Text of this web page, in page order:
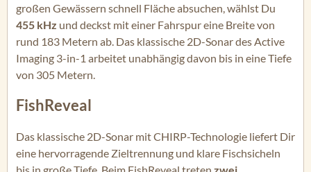
großen Gewässern schnell Fläche absuchen, wählst Du
455 kHz und deckst mit einer Fahrspur eine Breite von
rund 183 Metern ab. Das klassische 2D-Sonar des Active
Imaging 3-in-1 arbeitet unabhängig davon bis in eine Tiefe
von 305 Metern.
FishReveal
Das klassische 2D-Sonar mit CHIRP-Technologie liefert Dir
eine hervorragende Zieltrennung und klare Fischsicheln